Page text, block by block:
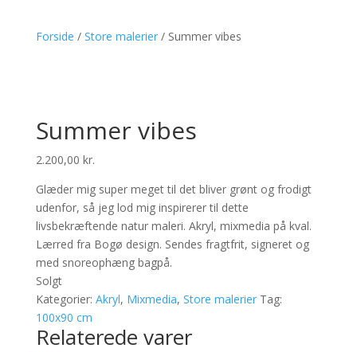
Forside / Store malerier/ Summer vibes
Summer vibes
2.200,00 kr.
Glæder mig super meget til det bliver grønt og frodigt
udenfor, så jeg lod mig inspirerer til dette
livsbekræftende natur maleri. Akryl, mixmedia på kval.
Lærred fra Bogø design. Sendes fragtfrit, signeret og
med snoreophæng bagpå.
Solgt
Kategorier: Akryl, Mixmedia, Store malerier Tag:
100x90 cm
Relaterede varer